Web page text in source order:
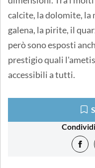
calcite, la dolomite, la
galena, la pirite, il
però sono esposti
prestigio quali
accessibili a tutti.